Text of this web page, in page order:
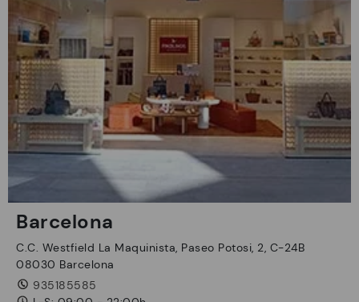
Barcelona
C.C. Westfield La Maquinista, Paseo Potosi, 2, C-24B
08030 Barcelona
935185585